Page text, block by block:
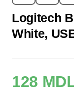
Logitech
White,
128